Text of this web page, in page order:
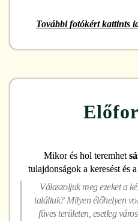
További fotókért kattints
Mikor és hol teremhet
tulajdonságok a keresést és
Válaszoljuk meg ezeket a
találtuk? Milyen élőhelyen
füves területen, esetleg